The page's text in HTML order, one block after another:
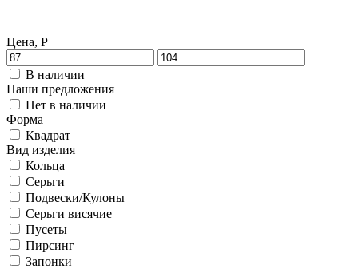
Цена, Р
В наличии
Наши предложения
Нет в наличии
Форма
Квадрат
Вид изделия
Кольца
Серьги
Подвески/Кулоны
Серьги висячие
Пусеты
Пирсинг
Запонки